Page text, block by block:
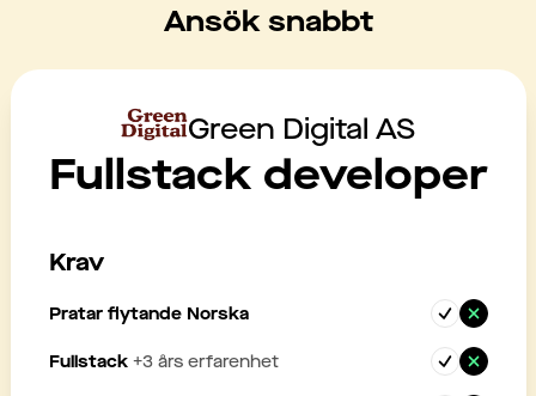
Ansök snabbt
Green Digital AS
Fullstack developer
Krav
Pratar flytande Norska
Fullstack +3 års erfarenhet